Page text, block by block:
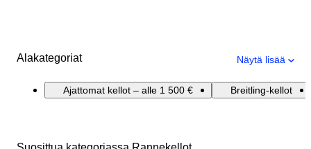
Alakategoriat Näytä lisää
Ajattomat kellot – alle 1 500 € Breitling-kellot